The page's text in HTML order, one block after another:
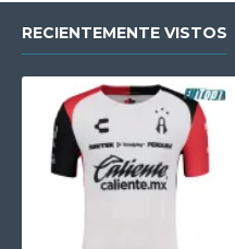
RECIENTEMENTE VISTOS